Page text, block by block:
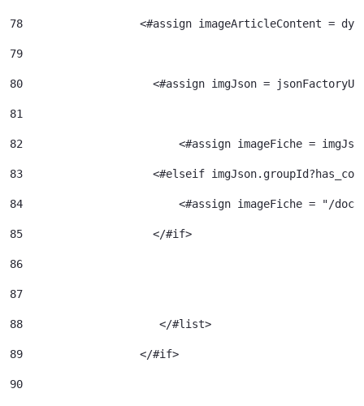
78
<#assign imageArticleContent =
79
80
<#assign imgJson =
81
82
<#assign imageFiche =
83
<#elseif
84
<#assign
85
                    </#if>
86
87
88
		       </#list>
89
		    </#if>
90